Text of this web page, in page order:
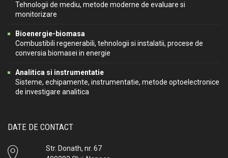
Tehnologii de mediu, metode moderne de evaluare si
monitorizare
Bioenergie-biomasa
Combustibili regenerabili, tehnologii si instalatii, procese de
conversia biomasei in energie
Analitica si instrumentatie
Sisteme, echipamente, instrumentatie, metode optoelectronice
de investigare analitica
DATE DE CONTACT
Str. Donath, nr. 67